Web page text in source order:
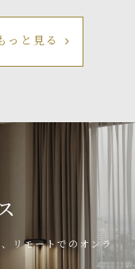
っと見る
リモートでのオンラ